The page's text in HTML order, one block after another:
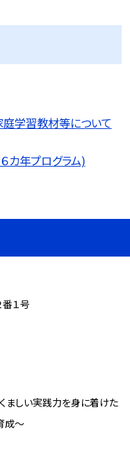
学習教材等について
カ年プログラム)
１号
ましい実践力を身に着けた
成～